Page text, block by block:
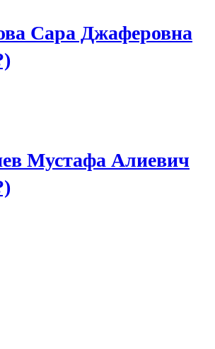
Сара Джаферовна
Мустафа Алиевич